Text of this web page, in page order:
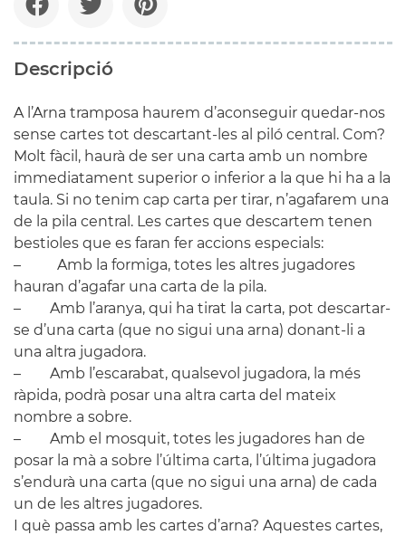
Descripció
A l’Arna tramposa haurem d’aconseguir quedar-nos
sense cartes tot descartant-les al piló central. Com?
Molt fàcil, haurà de ser una carta amb un nombre
immediatament superior o inferior a la que hi ha a la
taula. Si no tenim cap carta per tirar, n’agafarem una
de la pila central. Les cartes que descartem tenen
bestioles que es faran fer accions especials:
– Amb la formiga, totes les altres jugadores
hauran d’agafar una carta de la pila.
– Amb l’aranya, qui ha tirat la carta, pot descartar-
se d’una carta (que no sigui una arna) donant-li a
una altra jugadora.
– Amb l’escarabat, qualsevol jugadora, la més
ràpida, podrà posar una altra carta del mateix
nombre a sobre.
– Amb el mosquit, totes les jugadores han de
posar la mà a sobre l’última carta, l’última jugadora
s’endurà una carta (que no sigui una arna) de cada
un de les altres jugadores.
I què passa amb les cartes d’arna? Aquestes cartes,